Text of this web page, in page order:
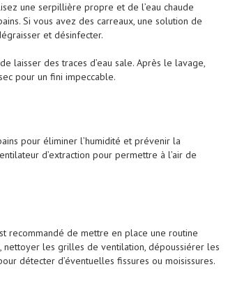
une serpillière propre et de l’eau chaude
Si vous avez des carreaux, une solution de
et désinfecter.
laisser des traces d’eau sale. Après le lavage,
pour un fini impeccable.
pour éliminer l’humidité et prévenir la
d’extraction pour permettre à l’air de
recommandé de mettre en place une routine
les grilles de ventilation, dépoussiérer les
détecter d’éventuelles fissures ou moisissures.